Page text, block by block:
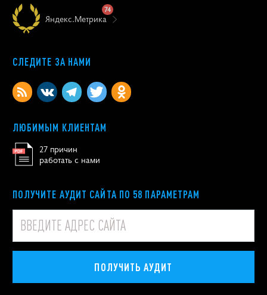
Яндекс.Метрика
74
СЛЕДИТЕ ЗА НАМИ
ЛЮБИМЫМ КЛИЕНТАМ
27 причин
работать с нами
ПОЛУЧИТЕ АУДИТ САЙТА ПО 58 ПАРАМЕТРАМ
ПОЛУЧИТЬ АУДИТ